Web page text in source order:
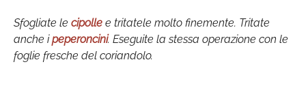
Sfogliate le cipolle e tritatele molto finemente. Tritate
anche ipeperoncini. Eseguite la stessa operazione con le
foglie fresche del coriandolo.